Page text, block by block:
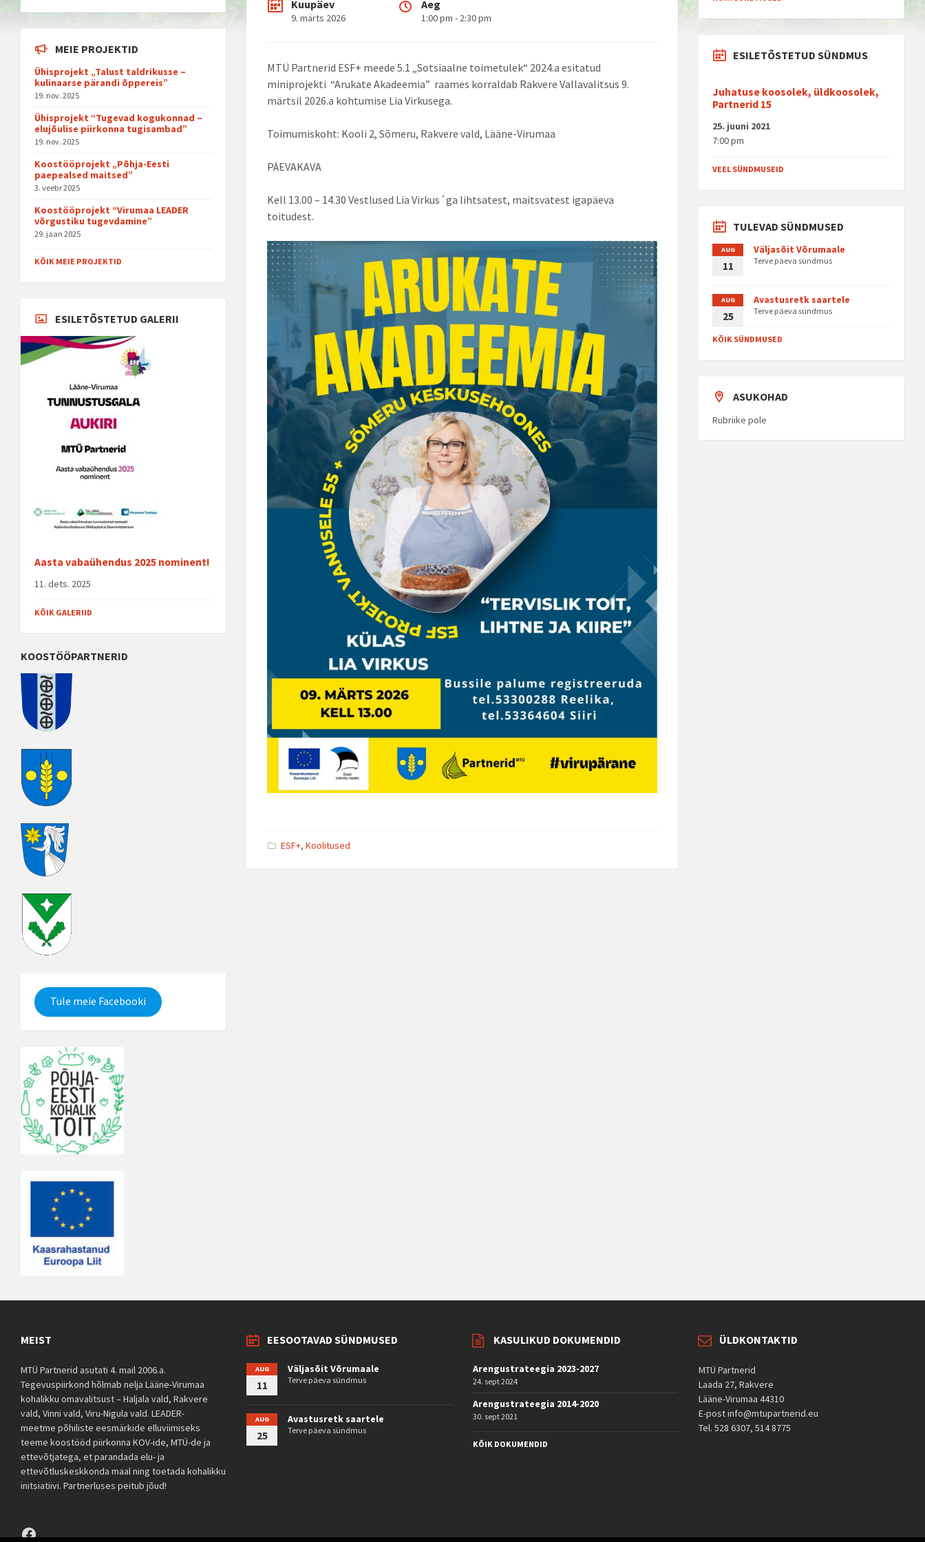
Kuupäev
9. märts 2026
Aeg
1:00 pm - 2:30 pm
MTÜ Partnerid ESF+ meede 5.1 „Sotsiaalne toimetulek“ 2024.a esitatud
miniprojekti “Arukate Akadeemia” raames korraldab Rakvere Vallavalitsus 9.
märtsil 2026.a kohtumise Lia Virkusega.
Toimumiskoht: Kooli 2, Sõmeru, Rakvere vald, Lääne-Virumaa
PÄEVAKAVA
Kell 13.00 – 14.30 Vestlused Lia Virkus´ga lihtsatest, maitsvatest igapäeva
toitudest.
ESF+,Koolitused
MEIE PROJEKTID
Ühisprojekt „Talust taldrikusse –
kulinaarse pärandi õppereis”
19. nov. 2025
Ühisprojekt “Tugevad kogukonnad –
elujõulise piirkonna tugisambad”
19. nov. 2025
Koostööprojekt „Põhja-Eesti
paepealsed maitsed”
3. veebr 2025
Koostööprojekt “Virumaa LEADER
võrgustiku tugevdamine”
29. jaan 2025
KÕIK MEIE PROJEKTID
ESILETÕSTETUD GALERII
Aasta vabaühendus 2025 nominent!
11. dets. 2025
KÕIK GALERIID
KOOSTÖÖPARTNERID
Tule meie Facebooki
ESILETÕSTETUD SÜNDMUS
Juhatuse koosolek, üldkoosolek,
Partnerid 15
25. juuni 2021
7:00 pm
VEEL SÜNDMUSEID
TULEVAD SÜNDMUSED
AUG
11
Väljasõit Võrumaale
Terve päeva sündmus
AUG
25
Avastusretk saartele
Terve päeva sündmus
KÕIK SÜNDMUSED
ASUKOHAD
Rubriike pole
MEIST
MTÜ Partnerid asutati 4. mail 2006.a.
Tegevuspiirkond hõlmab nelja Lääne-Virumaa
kohalikku omavalitsust – Haljala vald, Rakvere
vald, Vinni vald, Viru-Nigula vald. LEADER-
meetme põhiliste eesmärkide elluviimiseks
teeme koostööd piirkonna KOV-ide, MTÜ-de ja
ettevõtjatega, et parandada elu- ja
ettevõtluskeskkonda maal ning toetada kohalikku
initsiatiivi. Partnerluses peitub jõud!
EESOOTAVAD SÜNDMUSED
AUG
11
Väljasõit Võrumaale
Terve päeva sündmus
AUG
25
Avastusretk saartele
Terve päeva sündmus
KASULIKUD DOKUMENDID
Arengustrateegia 2023-2027
24. sept 2024
Arengustrateegia 2014-2020
30. sept 2021
KÕIK DOKUMENDID
ÜLDKONTAKTID
MTÜ Partnerid
Laada 27, Rakvere
Lääne-Virumaa 44310
E-post info@mtupartnerid.eu
Tel. 528 6307, 514 8775
Facebook